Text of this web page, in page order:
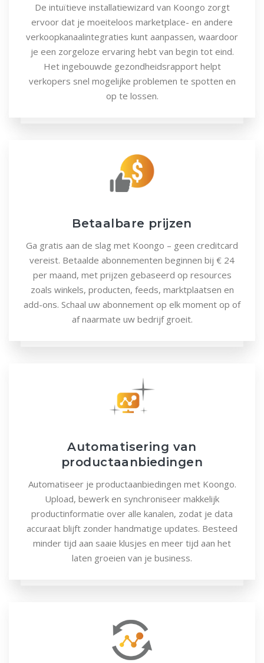
De intuïtieve installatiewizard van Koongo zorgt
ervoor dat je moeiteloos marketplace- en andere
verkoopkanaalintegraties kunt aanpassen, waardoor
je een zorgeloze ervaring hebt van begin tot eind.
Het ingebouwde gezondheidsrapport helpt
verkopers snel mogelijke problemen te spotten en
op te lossen.
Betaalbare prijzen
Ga gratis aan de slag met Koongo – geen creditcard
vereist. Betaalde abonnementen beginnen bij € 24
per maand, met prijzen gebaseerd op resources
zoals winkels, producten, feeds, marktplaatsen en
add-ons. Schaal uw abonnement op elk moment op of
af naarmate uw bedrijf groeit.
Automatisering van
productaanbiedingen
Automatiseer je productaanbiedingen met Koongo.
Upload, bewerk en synchroniseer makkelijk
productinformatie over alle kanalen, zodat je data
accuraat blijft zonder handmatige updates. Besteed
minder tijd aan saaie klusjes en meer tijd aan het
laten groeien van je business.